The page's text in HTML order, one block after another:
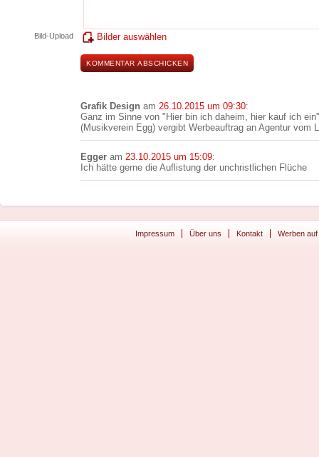
Bild-Upload Bilder auswählen
Grafik Design am 26.10.2015 um 09:30:
Ganz im Sinne von "Hier bin ich daheim, hier kauf ich
(Musikverein Egg) vergibt Werbeauftrag an Agentur vom
Egger am 23.10.2015 um 15:09:
Ich hätte gerne die Auflistung der unchristlichen Flüche
Impressum Über uns Kontakt Werben